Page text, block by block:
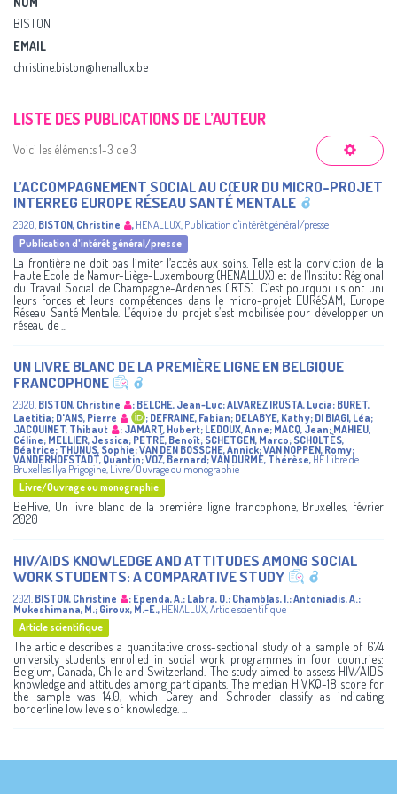
BISTON
EMAIL
christine.biston@henallux.be
LISTE DES PUBLICATIONS DE L’AUTEUR
Voici les éléments 1-3 de 3
L’ACCOMPAGNEMENT SOCIAL AU CŒUR DU MICRO-PROJET
INTERREG EUROPE RÉSEAU SANTÉ MENTALE
2020, BISTON, Christine , HENALLUX, Publication d'intérêt général/presse
Publication d'intérêt général/presse
La frontière ne doit pas limiter l’accès aux soins. Telle est la conviction de la
Haute Ecole de Namur-Liège-Luxembourg (HENALLUX) et de l’Institut Régional
du Travail Social de Champagne-Ardennes (IRTS). C’est pourquoi ils ont uni
leurs forces et leurs compétences dans le micro-projet EURéSAM, Europe
Réseau Santé Mentale. L’équipe du projet s’est mobilisée pour développer un
réseau de ...
UN LIVRE BLANC DE LA PREMIÈRE LIGNE EN BELGIQUE
FRANCOPHONE
2020, BISTON, Christine ; BELCHE, Jean-Luc;ALVAREZ IRUSTA, Lucia; BURET,
Laetitia; D'ANS, Pierre ; DEFRAINE, Fabian; DELABYE, Kathy; DI BIAGI, Léa;
JACQUINET, Thibaut
; JAMART, Hubert; LEDOUX, Anne; MACQ, Jean; MAHIEU,
Céline; MELLIER, Jessica; PETRÉ, Benoît; SCHETGEN, Marco; SCHOLTÈS,
Béatrice; THUNUS, Sophie;VAN DEN BOSSCHE, Annick;VAN NOPPEN, Romy;
VANDERHOFSTADT, Quantin;VOZ, Bernard;VAN DURME, Thérèse, HE Libre de
Bruxelles Ilya Prigogine, Livre/Ouvrage ou monographie
Livre/Ouvrage ou monographie
Be.Hive, Un livre blanc de la première ligne francophone, Bruxelles, février
2020
HIV/AIDS KNOWLEDGE AND ATTITUDES AMONG SOCIAL
WORK STUDENTS: A COMPARATIVE STUDY
2021, BISTON, Christine ; Ependa, A.; Labra, O.; Chamblas, I.;Antoniadis, A.;
Mukeshimana, M.; Giroux, M.-E., HENALLUX,Article scientifique
Article scientifique
The article describes a quantitative cross-sectional study of a sample of 674
university students enrolled in social work programmes in four countries:
Belgium, Canada, Chile and Switzerland. The study aimed to assess HIV/AIDS
knowledge and attitudes among participants. The median HIVKQ-18 score for
the sample was 14.0, which Carey and Schroder classify as indicating
borderline low levels of knowledge. ...